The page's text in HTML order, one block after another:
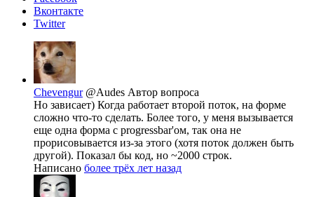
Вконтакте
Twitter
Chevengur @Audes Автор вопроса
Но зависает) Когда работает второй поток, на форме
сложно что-то сделать. Более того, у меня вызывается
еще одна форма с progressbar'ом, так она не
прорисовывается из-за этого (хотя поток должен быть
другой). Показал бы код, но ~2000 строк.
Написано более трёх лет назад